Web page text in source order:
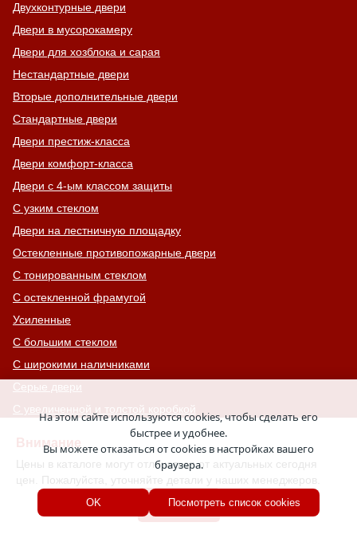
Внимание
Цены в каталоге могут отличаться от актуальных сегодня
цен. Пожалуйста, уточняйте детали у наших менеджеров.
Хорошо
Двухконтурные двери
Двери в мусорокамеру
Двери для хозблока и сарая
Нестандартные двери
Вторые дополнительные двери
Стандартные двери
Двери престиж-класса
Двери комфорт-класса
Двери с 4-ым классом защиты
С узким стеклом
Двери на лестничную площадку
Остекленные противопожарные двери
С тонированным стеклом
С остекленной фрамугой
Усиленные
С большим стеклом
С широкими наличниками
Серые двери
С увеличенной и толстой коробкой
Двери с выдавленным рисунком
Двери с витражным остеклением
Двери с английской решеткой
Глухие противопожарные двери
Однопольные противопожарные двери
На этом сайте используются cookies, чтобы сделать его
быстрее и удобнее.
Вы можете отказаться от cookies в настройках вашего
браузера.
OK Посмотреть список cookies